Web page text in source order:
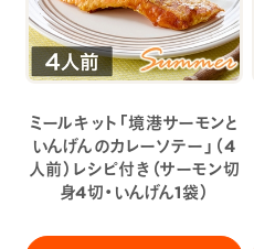
ミールキット「境港サーモンと
いんげんのカレーソテー」（4
人前）レシピ付き（サーモン切
身4切・いんげん1袋）